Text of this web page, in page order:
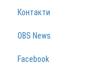
Контакти
OBS News
Facebook